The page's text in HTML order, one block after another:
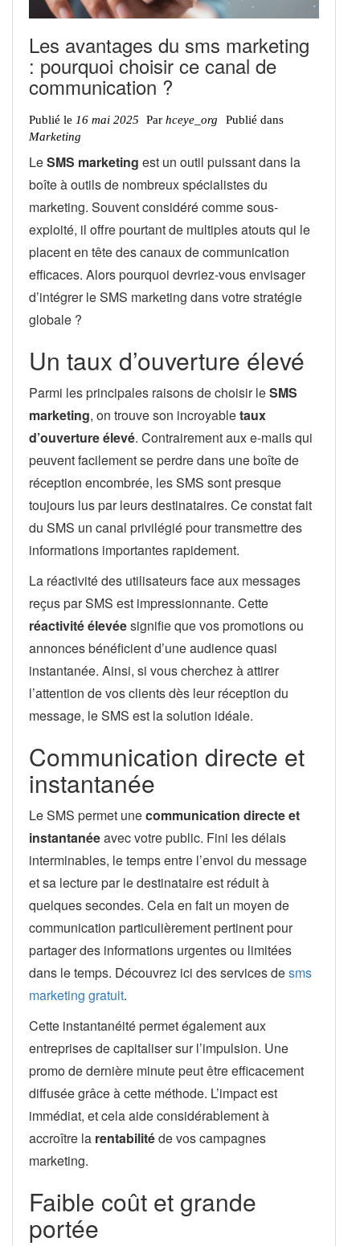
Les avantages du sms marketing
: pourquoi choisir ce canal de
communication ?
Publié le 16 mai 2025 Par hceye_org
Publié dans
Marketing
LeSMS marketing est un outil puissant dans la
boîte à outils de nombreux spécialistes du
marketing. Souvent considéré comme sous-
exploité, il offre pourtant de multiples atouts qui le
placent en tête des canaux de communication
efficaces. Alors pourquoi devriez-vous envisager
d’intégrer le SMS marketing dans votre stratégie
globale ?
Un taux d’ouverture élevé
Parmi les principales raisons de choisir leSMS
marketing, on trouve son incroyabletaux
d’ouverture élevé. Contrairement aux e-mails qui
peuvent facilement se perdre dans une boîte de
réception encombrée, les SMS sont presque
toujours lus par leurs destinataires. Ce constat fait
du SMS un canal privilégié pour transmettre des
informations importantes rapidement.
La réactivité des utilisateurs face aux messages
reçus par SMS est impressionnante. Cette
réactivité élevéesignifie que vos promotions ou
annonces bénéficient d’une audience quasi
instantanée. Ainsi, si vous cherchez à attirer
l’attention de vos clients dès leur réception du
message, le SMS est la solution idéale.
Communication directe et
instantanée
Le SMS permet unecommunication directe et
instantanéeavec votre public. Fini les délais
interminables, le temps entre l’envoi du message
et sa lecture par le destinataire est réduit à
quelques secondes. Cela en fait un moyen de
communication particulièrement pertinent pour
partager des informations urgentes ou limitées
dans le temps. Découvrez ici des services desms
marketing gratuit.
Cette instantanéité permet également aux
entreprises de capitaliser sur l’impulsion. Une
promo de dernière minute peut être efficacement
diffusée grâce à cette méthode. L’impact est
immédiat, et cela aide considérablement à
accroître la rentabilitéde vos campagnes
marketing.
Faible coût et grande
portée